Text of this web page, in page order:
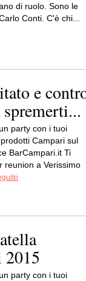
di ruolo. Sono le
Conti. C'è chi...
e
party con i tuoi
Campari sul
BarCampari.it Ti
reunion a Verissimo
2015
party con i tuoi